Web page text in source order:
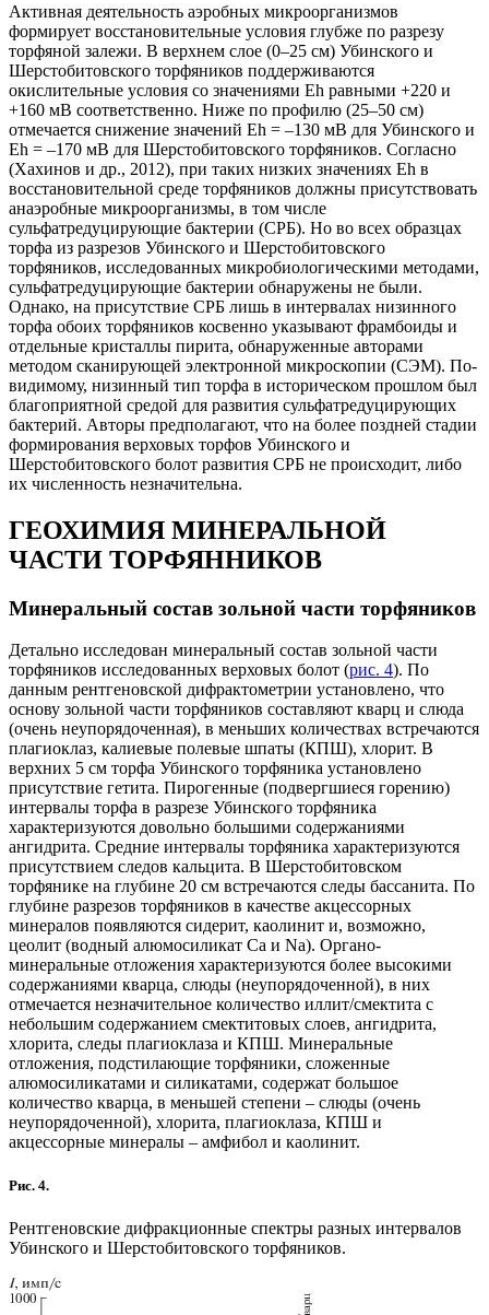
Активная деятельность аэробных микроорганизмов
формирует восстановительные условия глубже по разрезу
торфяной залежи. В верхнем слое (0–25 см) Убинского и
Шерстобитовского торфяников поддерживаются
окислительные условия со значениями Eh равными +220 и
+160 мВ соответственно. Ниже по профилю (25–50 см)
отмечается снижение значений Eh = –130 мВ для Убинского и
Eh = –170 мВ для Шерстобитовского торфяников. Согласно
(Хахинов и др., 2012), при таких низких значениях Eh в
восстановительной среде торфяников должны присутствовать
анаэробные микроорганизмы, в том числе
сульфатредуцирующие бактерии (СРБ). Но во всех образцах
торфа из разрезов Убинского и Шерстобитовского
торфяников, исследованных микробиологическими методами,
сульфатредуцирующие бактерии обнаружены не были.
Однако, на присутствие СРБ лишь в интервалах низинного
торфа обоих торфяников косвенно указывают фрамбоиды и
отдельные кристаллы пирита, обнаруженные авторами
методом сканирующей электронной микроскопии (СЭМ). По-
видимому, низинный тип торфа в историческом прошлом был
благоприятной средой для развития сульфатредуцирующих
бактерий. Авторы предполагают, что на более поздней стадии
формирования верховых торфов Убинского и
Шерстобитовского болот развития СРБ не происходит, либо
их численность незначительна.
ГЕОХИМИЯ МИНЕРАЛЬНОЙ
ЧАСТИ ТОРФЯННИКОВ
Минеральный состав зольной части торфяников
Детально исследован минеральный состав зольной части
торфяников исследованных верховых болот (рис. 4). По
данным рентгеновской дифрактометрии установлено, что
основу зольной части торфяников составляют кварц и слюда
(очень неупорядоченная), в меньших количествах встречаются
плагиоклаз, калиевые полевые шпаты (КПШ), хлорит. В
верхних 5 см торфа Убинского торфяника установлено
присутствие гетита. Пирогенные (подвергшиеся горению)
интервалы торфа в разрезе Убинского торфяника
характеризуются довольно большими содержаниями
ангидрита. Средние интервалы торфяника характеризуются
присутствием следов кальцита. В Шерстобитовском
торфянике на глубине 20 см встречаются следы бассанита. По
глубине разрезов торфяников в качестве акцессорных
минералов появляются сидерит, каолинит и, возможно,
цеолит (водный алюмосиликат Ca и Na). Органо-
минеральные отложения характеризуются более высокими
содержаниями кварца, слюды (неупорядоченной), в них
отмечается незначительное количество иллит/смектита с
небольшим содержанием смектитовых слоев, ангидрита,
хлорита, следы плагиоклаза и КПШ. Минеральные
отложения, подстилающие торфяники, сложенные
алюмосиликатами и силикатами, содержат большое
количество кварца, в меньшей степени – слюды (очень
неупорядоченной), хлорита, плагиоклаза, КПШ и
акцессорные минералы – амфибол и каолинит.
Рис. 4.
Рентгеновские дифракционные спектры разных интервалов
Убинского и Шерстобитовского торфяников.